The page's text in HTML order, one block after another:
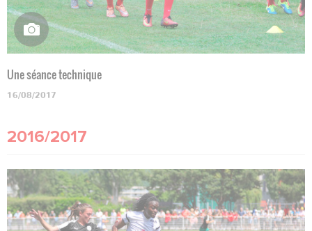
Une séance technique
16/08/2017
2016/2017